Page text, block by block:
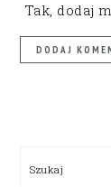
Tak, dodaj
Szukaj